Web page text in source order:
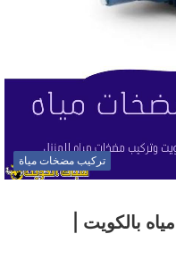
تركيب مضخات مياة
بالكويت |